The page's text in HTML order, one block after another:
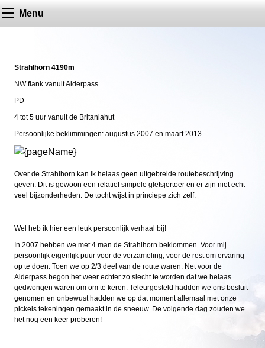
Menu
Strahlhorn 4190m
NW flank vanuit Alderpass
PD-
4 tot 5 uur vanuit de Britaniahut
Persoonlijke beklimmingen: augustus 2007 en maart 2013
Over de Strahlhorn kan ik helaas geen uitgebreide routebeschrijving
geven. Dit is gewoon een relatief simpele gletsjertoer en er zijn niet echt
veel bijzonderheden. De tocht wijst in princiepe zich zelf.
Wel heb ik hier een leuk persoonlijk verhaal bij!
In 2007 hebben we met 4 man de Strahlhorn beklommen. Voor mij
persoonlijk eigenlijk puur voor de verzameling, voor de rest om ervaring
op te doen. Toen we op 2/3 deel van de route waren. Net voor de
Alderpass begon het weer echter zo slecht te worden dat we helaas
gedwongen waren om om te keren. Teleurgesteld hadden we ons besluit
genomen en onbewust hadden we op dat moment allemaal met onze
pickels tekeningen gemaakt in de sneeuw. De volgende dag zouden we
het nog een keer proberen!